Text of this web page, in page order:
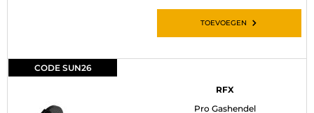
TOEVOEGEN
CODE SUN26
RFX
Pro Gashendel